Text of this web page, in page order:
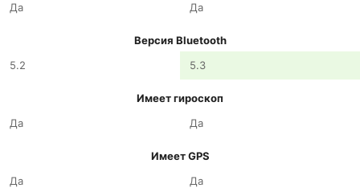
Да
Да
Версия Bluetooth
5.2
5.3
Имеет гироскоп
Да
Да
Имеет GPS
Да
Да